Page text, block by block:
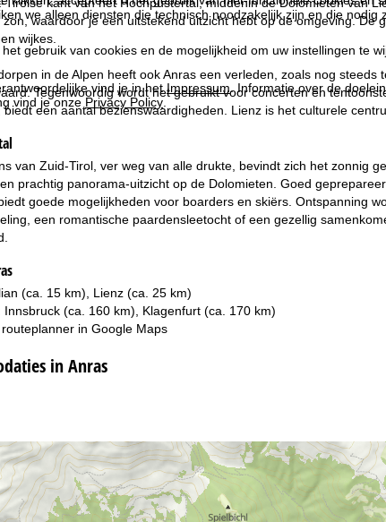
we alleen diensten die technisch noodzakelijk zijn en die nodig
gebruik van cookies en de mogelijkheid om uw instellingen te
vind je in hetImpressum. Informatie over de
vind je onze Privacy Policy.
Openingstijden
ma-do:
09:00-17:00
vr:
09:00-14:00
za-zo:
gesloten
zon, waardoor je een uitstekend uitzicht hebt op de omgeving.
wijkes.
in de Alpen heeft ook Anras een verleden, zoals nog
Tegenwoordig wordt het gebruikt voor concerten en
biedt een aantal bezienswaardigheden. Lienz is het culturele
van Zuid-Tirol, ver weg van alle drukte, bevindt zich het zonnig
prachtig panorama-uitzicht op de Dolomieten. Goed
goede mogelijkheden voor boarders en skiërs. Ontspanning
een romantische paardensleetocht of een gezellig
(ca. 15 km), Lienz (ca. 25 km)
Innsbruck (ca. 160 km), Klagenfurt (ca. 170 km)
in Google Maps
in Anras